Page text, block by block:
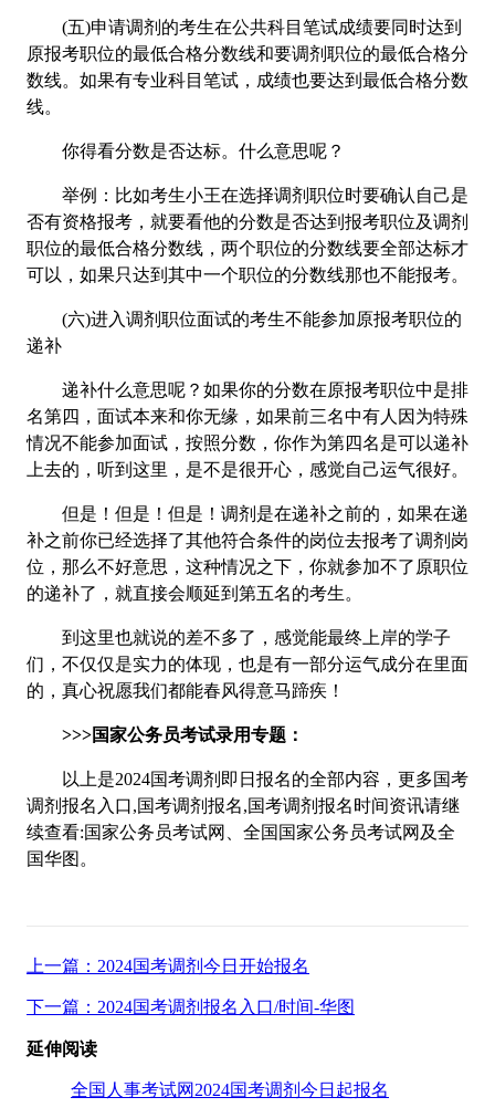
(五)申请调剂的考生在公共科目笔试成绩要同时达到
原报考职位的最低合格分数线和要调剂职位的最低合格分
数线。如果有专业科目笔试，成绩也要达到最低合格分数
线。
你得看分数是否达标。什么意思呢？
举例：比如考生小王在选择调剂职位时要确认自己是
否有资格报考，就要看他的分数是否达到报考职位及调剂
职位的最低合格分数线，两个职位的分数线要全部达标才
可以，如果只达到其中一个职位的分数线那也不能报考。
(六)进入调剂职位面试的考生不能参加原报考职位的
递补
递补什么意思呢？如果你的分数在原报考职位中是排
名第四，面试本来和你无缘，如果前三名中有人因为特殊
情况不能参加面试，按照分数，你作为第四名是可以递补
上去的，听到这里，是不是很开心，感觉自己运气很好。
但是！但是！但是！调剂是在递补之前的，如果在递
补之前你已经选择了其他符合条件的岗位去报考了调剂岗
位，那么不好意思，这种情况之下，你就参加不了原职位
的递补了，就直接会顺延到第五名的考生。
到这里也就说的差不多了，感觉能最终上岸的学子
们，不仅仅是实力的体现，也是有一部分运气成分在里面
的，真心祝愿我们都能春风得意马蹄疾！
>>>国家公务员考试录用专题：
以上是2024国考调剂即日报名的全部内容，更多国考
调剂报名入口,国考调剂报名,国考调剂报名时间资讯请继
续查看:国家公务员考试网、全国国家公务员考试网及全
国华图。
上一篇：2024国考调剂今日开始报名
下一篇：2024国考调剂报名入口/时间-华图
延伸阅读
全国人事考试网2024国考调剂今日起报名